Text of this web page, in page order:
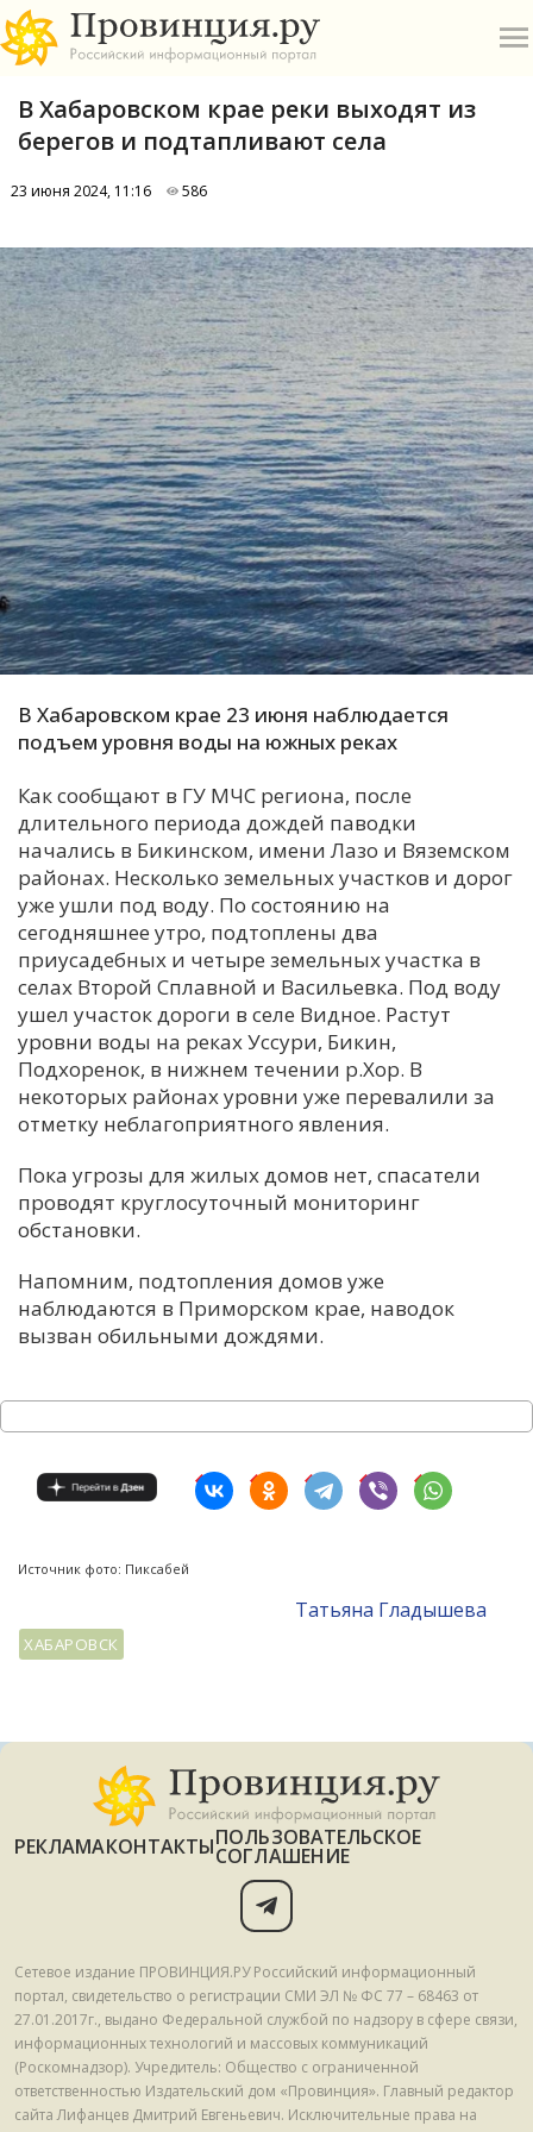
А
Б
В
Е
И
К
М
Н
О
П
Р
С
У
Х
Я
В Хабаровском крае реки выходят из
берегов и подтапливают села
23 июня 2024, 11:16 586
В Хабаровском крае 23 июня наблюдается
подъем уровня воды на южных реках
Как сообщают в ГУ МЧС региона, после
длительного периода дождей паводки
начались в Бикинском, имени Лазо и Вяземском
районах. Несколько земельных участков и дорог
уже ушли под воду. По состоянию на
сегодняшнее утро, подтоплены два
приусадебных и четыре земельных участка в
селах Второй Сплавной и Васильевка. Под воду
ушел участок дороги в селе Видное. Растут
уровни воды на реках Уссури, Бикин,
Подхоренок, в нижнем течении р.Хор. В
некоторых районах уровни уже перевалили за
отметку неблагоприятного явления.
Пока угрозы для жилых домов нет, спасатели
проводят круглосуточный мониторинг
обстановки.
Напомним, подтопления домов уже
наблюдаются в Приморском крае, наводок
вызван обильными дождями.
Источник фото: Пиксабей
Татьяна Гладышева
ХАБАРОВСК
РЕКЛАМАКОНТАКТЫПОЛЬЗОВАТЕЛЬСКОЕ
СОГЛАШЕНИЕ
Сетевое издание ПРОВИНЦИЯ.РУ Российский информационный
портал, свидетельство о регистрации СМИ ЭЛ № ФС 77 – 68463 от
27.01.2017г., выдано Федеральной службой по надзору в сфере связи,
информационных технологий и массовых коммуникаций
(Роскомнадзор). Учредитель: Общество с ограниченной
ответственностью Издательский дом «Провинция». Главный редактор
сайта Лифанцев Дмитрий Евгеньевич. Исключительные права на